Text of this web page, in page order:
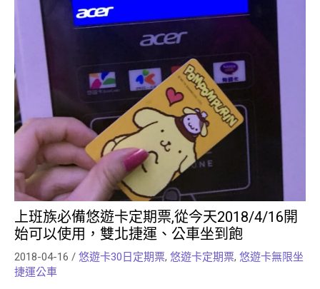
上班族必備悠遊卡定期票,從今天2018/4/16開
始可以使用，雙北捷運、公車坐到飽
2018-04-16 / 悠遊卡30日定期票, 悠遊卡定期票, 悠遊卡無限坐
捷運公車